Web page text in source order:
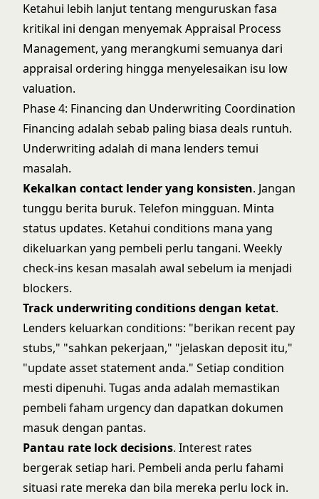
Ketahui lebih lanjut tentang menguruskan fasa
kritikal ini dengan menyemakAppraisal Process
Management, yang merangkumi semuanya dari
appraisal ordering hingga menyelesaikan isu low
valuation.
Phase 4: Financing dan Underwriting Coordination
Financing adalah sebab paling biasa deals runtuh.
Underwriting adalah di mana lenders temui
masalah.
Kekalkan contact lender yang konsisten. Jangan
tunggu berita buruk. Telefon mingguan. Minta
status updates. Ketahui conditions mana yang
dikeluarkan yang pembeli perlu tangani. Weekly
check-ins kesan masalah awal sebelum ia menjadi
blockers.
Track underwriting conditions dengan ketat.
Lenders keluarkan conditions: "berikan recent pay
stubs," "sahkan pekerjaan," "jelaskan deposit itu,"
"update asset statement anda." Setiap condition
mesti dipenuhi. Tugas anda adalah memastikan
pembeli faham urgency dan dapatkan dokumen
masuk dengan pantas.
Pantau rate lock decisions. Interest rates
bergerak setiap hari. Pembeli anda perlu fahami
situasi rate mereka dan bila mereka perlu lock in.